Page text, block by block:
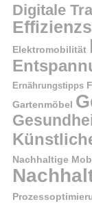
Digitale
Elektromobilität
Ernährungstipps
Gartenmöbel
Nachhaltige